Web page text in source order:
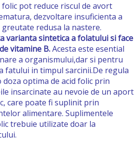
pot reduce riscul de avort
dezvoltare insuficienta a
redusa la nastere.
varianta sintetica a folatului si face
vitamine B.Acesta este esential
a organismului,dar si pentru
fatului in timpul sarcinii.De regula
doza optima de acid folic prin
insarcinate au nevoie de un aport
care poate fi suplinit prin
alimentare. Suplimentele
trebuie utilizate doar la